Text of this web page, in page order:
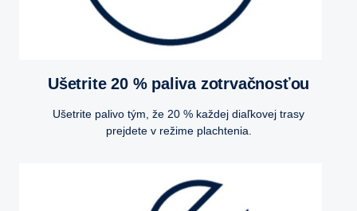
Ušetrite 20 % paliva zotrvačnosťou
Ušetrite palivo tým, že 20 % každej diaľkovej trasy
prejdete v režime plachtenia.